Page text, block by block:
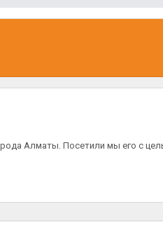
Алматы. Посетили мы его с